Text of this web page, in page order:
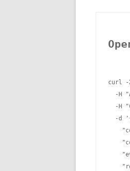
curl -
-H
-H
-d